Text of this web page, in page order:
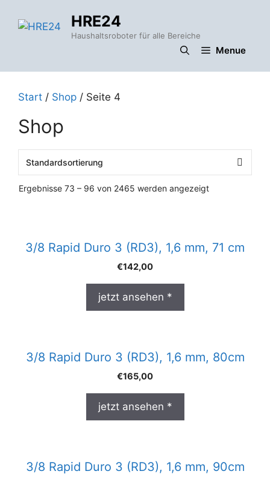
Inhalt
HRE24
Haushaltsroboter für alle Bereiche
Menue
Start / Shop / Seite 4
Shop
Ergebnisse 73 – 96 von 2465 werden angezeigt
3/8 Rapid Duro 3 (RD3), 1,6 mm, 71 cm
€142,00
jetzt ansehen *
3/8 Rapid Duro 3 (RD3), 1,6 mm, 80cm
€165,00
jetzt ansehen *
3/8 Rapid Duro 3 (RD3), 1,6 mm, 90cm